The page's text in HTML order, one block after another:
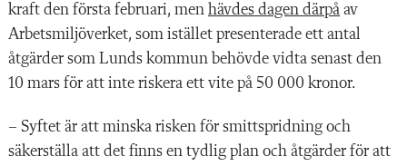
kraft den första februari, men hävdes dagen därpå av
Arbetsmiljöverket, som istället presenterade ett antal
åtgärder som Lunds kommun behövde vidta senast den
10 mars för att inte riskera ett vite på 50 000 kronor.
– Syftet är att minska risken för smittspridning och
säkerställa att det finns en tydlig plan och åtgärder för att